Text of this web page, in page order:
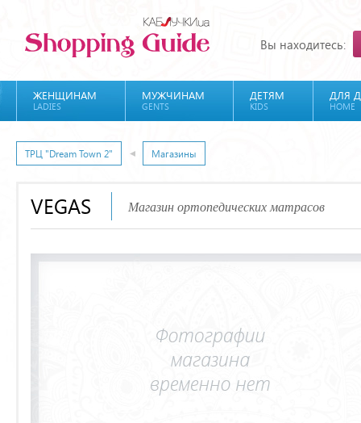
Вы находитесь:
ЖЕНЩИНАМ
LADIES
МУЖЧИНАМ
GENTS
ДЕТЯМ
KIDS
ДЛЯ
HOME
ТРЦ "Dream Town 2" Магазины
VEGAS Магазин ортопедических матрасов